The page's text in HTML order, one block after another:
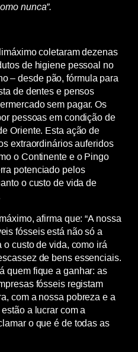
nunca”.
coletaram dezenas
de higiene pessoal no
– desde pão, fórmula para
de dentes e pensos
sem pagar. Os
pessoas em condição de
Oriente. Esta ação de
extraordinários auferidos
o Continente e o Pingo
potenciado pelos
o custo de vida de
afirma que: “A nossa
fósseis está não só a
o custo de vida, como irá
de bens essenciais.
quem fique a ganhar: as
fósseis registam
com a nossa pobreza e a
a lucrar com a
o que é de todas as